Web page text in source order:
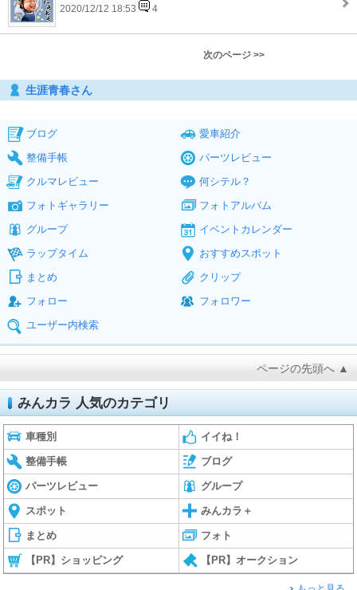
2020/12/12 18:53 4
次のページ >>
生涯青春さん
ブログ
愛車紹介
整備手帳
パーツレビュー
クルマレビュー
何シテル？
フォトギャラリー
フォトアルバム
グループ
イベントカレンダー
ラップタイム
おすすめスポット
まとめ
クリップ
フォロー
フォロワー
ユーザー内検索
ページの先頭へ ▲
みんカラ 人気のカテゴリ
車種別 イイね！
整備手帳 ブログ
パーツレビュー グループ
スポット みんカラ＋
まとめ フォト
【PR】ショッピング 【PR】オークション